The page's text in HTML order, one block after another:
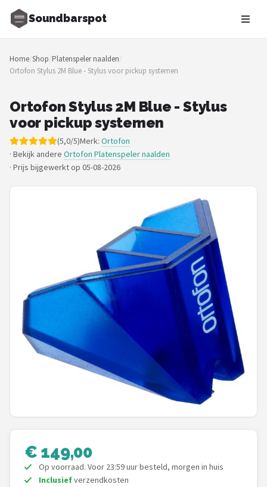
Soundbarspot
Zoeken
NAVIGATIE
Merken
Blog
Muziekstijlen
Shop
POPULAIRE MERKEN
Power Dynamics
Soundskins
JBL
AquaSound
Home/Shop/Platenspeler naalden/
Ortofon Stylus 2M Blue - Stylus voor pickup systemen
Ortofon Stylus 2M Blue - Stylus
voor pickup systemen
(5,0/5)Merk: Ortofon
· Bekijk andere Ortofon Platenspeler naalden
· Prijs bijgewerkt op 05-08-2026
€ 149,00
Op voorraad. Voor 23:59 uur besteld, morgen in huis
Inclusiefverzendkosten